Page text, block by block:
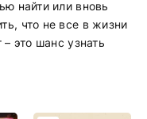
найти или вновь
что не все в жизни
это шанс узнать